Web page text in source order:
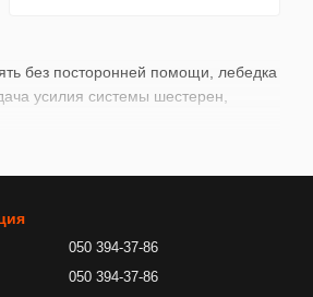
без посторонней помощи, лебедка
усилия системы шестерен,
050 394-37-86
050 394-37-86